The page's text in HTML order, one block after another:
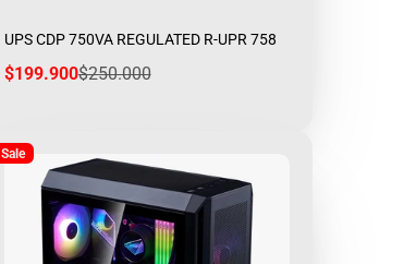
UPS CDP 750VA REGULATED R-UPR 758
Sale
$199.900Regular
$250.000
Sale